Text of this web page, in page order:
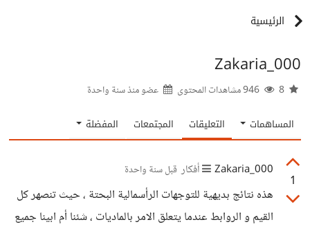
الرئيسية
Zakaria_000
عضو منذسنة واحدة
المساهمات التعليقات المجتمعات المفضلة
1
Zakaria_000 أفكار قبل سنة واحدة
هذه نتائج بديهية للتوجهات الرأسمالية البحتة ، حيث تنصهر كل
القيم و الروابط عندما يتعلق الامر بالماديات ، شئنا أم ابينا جميع